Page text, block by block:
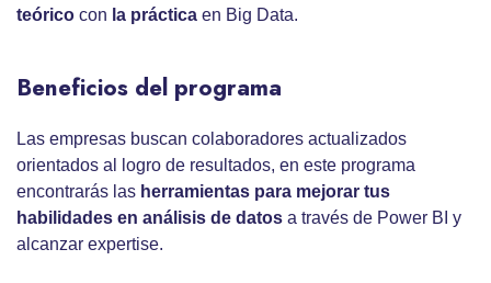
teórico con la práctica en Big Data.
Beneficios del programa
Las empresas buscan colaboradores actualizados
orientados al logro de resultados, en este programa
encontrarás las herramientas para mejorar tus
habilidades en análisis de datos a través de Power BI y
alcanzar expertise.